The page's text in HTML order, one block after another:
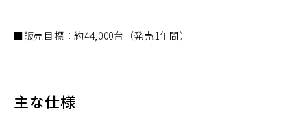
■販売目標：約44,000台（発売1年間）
主な仕様